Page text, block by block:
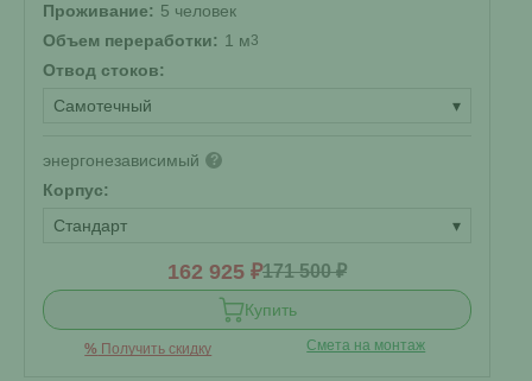
Проживание: 5 человек
Объем переработки: 1 м3
Отвод стоков:
Самотечный
▾
энергонезависимый ?
Корпус:
Стандарт
▾
162 925 ₽171 500 ₽
Купить
% Получить скидку Смета на монтаж